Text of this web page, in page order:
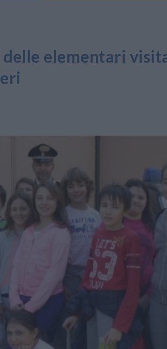
elementari